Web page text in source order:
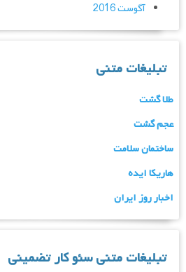
آگوست 2016
تبلیغات متنی
طلا گشت
عجم گشت
ساختمان سلامت
هاریکا ایده
اخبار روز ایران
تبلیغات متنی سئو کار تضمینی